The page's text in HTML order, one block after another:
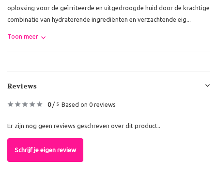
oplossing voor de geïrriteerde en uitgedroogde huid door de krachtige
combinatie van hydraterende ingrediënten en verzachtende eig...
Toon meer
Reviews
0/ 5 Based on 0 reviews
Er zijn nog geen reviews geschreven over dit product..
Schrijf je eigen review